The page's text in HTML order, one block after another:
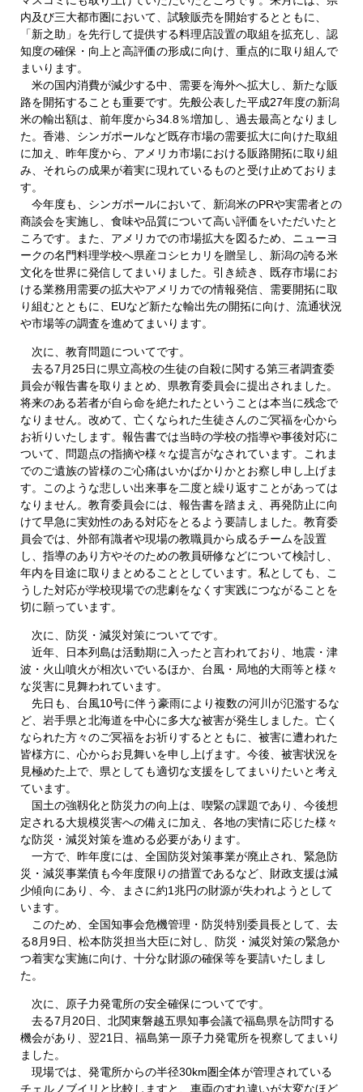
内及び三大都市圏において、試験販売を開始するとともに、
「新之助」を先行して提供する料理店設置の取組を拡充し、認
知度の確保・向上と高評価の形成に向け、重点的に取り組んで
まいります。
米の国内消費が減少する中、需要を海外へ拡大し、新たな販
路を開拓することも重要です。先般公表した平成27年度の新潟
米の輸出額は、前年度から34.8％増加し、過去最高となりまし
た。香港、シンガポールなど既存市場の需要拡大に向けた取組
に加え、昨年度から、アメリカ市場における販路開拓に取り組
み、それらの成果が着実に現れているものと受け止めておりま
す。
今年度も、シンガポールにおいて、新潟米のPRや実需者との
商談会を実施し、食味や品質について高い評価をいただいたと
ころです。また、アメリカでの市場拡大を図るため、ニューヨ
ークの名門料理学校へ県産コシヒカリを贈呈し、新潟の誇る米
文化を世界に発信してまいりました。引き続き、既存市場にお
ける業務用需要の拡大やアメリカでの情報発信、需要開拓に取
り組むとともに、EUなど新たな輸出先の開拓に向け、流通状況
や市場等の調査を進めてまいります。
次に、教育問題についてです。
去る7月25日に県立高校の生徒の自殺に関する第三者調査委
員会が報告書を取りまとめ、県教育委員会に提出されました。
将来のある若者が自ら命を絶たれたということは本当に残念で
なりません。改めて、亡くなられた生徒さんのご冥福を心から
お祈りいたします。報告書では当時の学校の指導や事後対応に
ついて、問題点の指摘や様々な提言がなされています。これま
でのご遺族の皆様のご心痛はいかばかりかとお察し申し上げま
す。このような悲しい出来事を二度と繰り返すことがあっては
なりません。教育委員会には、報告書を踏まえ、再発防止に向
けて早急に実効性のある対応をとるよう要請しました。教育委
員会では、外部有識者や現場の教職員から成るチームを設置
し、指導のあり方やそのための教員研修などについて検討し、
年内を目途に取りまとめることとしています。私としても、こ
うした対応が学校現場での悲劇をなくす実践につながることを
切に願っています。
次に、防災・減災対策についてです。
近年、日本列島は活動期に入ったと言われており、地震・津
波・火山噴火が相次いでいるほか、台風・局地的大雨等と様々
な災害に見舞われています。
先日も、台風10号に伴う豪雨により複数の河川が氾濫するな
ど、岩手県と北海道を中心に多大な被害が発生しました。亡く
なられた方々のご冥福をお祈りするとともに、被害に遭われた
皆様方に、心からお見舞いを申し上げます。今後、被害状況を
見極めた上で、県としても適切な支援をしてまいりたいと考え
ています。
国土の強靱化と防災力の向上は、喫緊の課題であり、今後想
定される大規模災害への備えに加え、各地の実情に応じた様々
な防災・減災対策を進める必要があります。
一方で、昨年度には、全国防災対策事業が廃止され、緊急防
災・減災事業債も今年度限りの措置であるなど、財政支援は減
少傾向にあり、今、まさに約1兆円の財源が失われようとして
います。
このため、全国知事会危機管理・防災特別委員長として、去
る8月9日、松本防災担当大臣に対し、防災・減災対策の緊急か
つ着実な実施に向け、十分な財源の確保等を要請いたしまし
た。
次に、原子力発電所の安全確保についてです。
去る7月20日、北関東磐越五県知事会議で福島県を訪問する
機会があり、翌21日、福島第一原子力発電所を視察してまいり
ました。
現場では、発電所からの半径30km圏全体が管理されている
チェルノブイリと比較しますと、車両のすれ違いが大変なほど